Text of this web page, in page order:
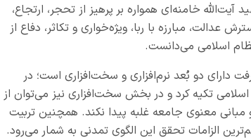
خامنه‌ای همواره بر پرهیز از تحجر، ارتجاع،
مبارزه با ربا، ویژه‌خواری و تکاثر، دفاع از
اسلامی می‌دانست.
دارای دو بُعد نرم‌افزاری و سخت‌افزاری است؛ در
تکیه کرد و در بخش سخت‌افزاری نیز می‌توان از
مبانی معنوی جامعه غلبه پیدا نکند. همچنین تربیت
الزامات تحقق این الگوی تمدنی به شمار می‌رود.